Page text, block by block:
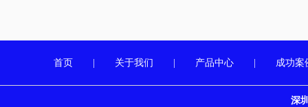
首页 关于我们 产品中心 成功案
深